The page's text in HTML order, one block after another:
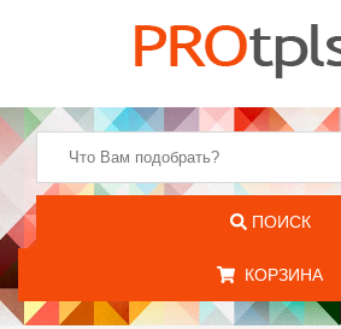
ПОИСК
КОРЗИНА